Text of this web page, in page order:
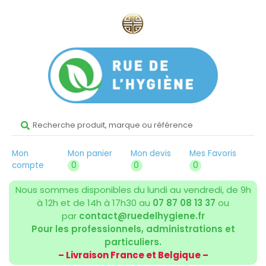
Mon
compte
Mon panier
0
Mon devis
0
Mes Favoris
0
Nous sommes disponibles du lundi au vendredi, de 9h
à 12h et de 14h à 17h30 au 07 87 08 13 37 ou
par contact@ruedelhygiene.fr
Pour les professionnels, administrations et
particuliers.
– Livraison France et Belgique –